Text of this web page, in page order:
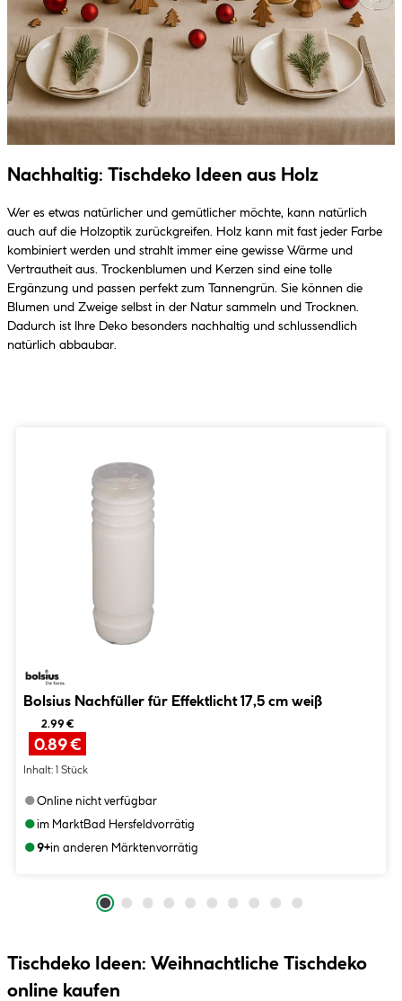
Nachhaltig: Tischdeko Ideen aus Holz
Wer es etwas natürlicher und gemütlicher möchte, kann natürlich
auch auf die Holzoptik zurückgreifen. Holz kann mit fast jeder Farbe
kombiniert werden und strahlt immer eine gewisse Wärme und
Vertrautheit aus. Trockenblumen und Kerzen sind eine tolle
Ergänzung und passen perfekt zum Tannengrün. Sie können die
Blumen und Zweige selbst in der Natur sammeln und Trocknen.
Dadurch ist Ihre Deko besonders nachhaltig und schlussendlich
natürlich abbaubar.
Bolsius Nachfüller für Effektlicht 17,5 cm weiß
2.99 €
0.89 €
Inhalt: 1 Stück
●Online nicht verfügbar
●im MarktBad Hersfeldvorrätig
●9+in anderen Märktenvorrätig
Tischdeko Ideen: Weihnachtliche Tischdeko
online kaufen